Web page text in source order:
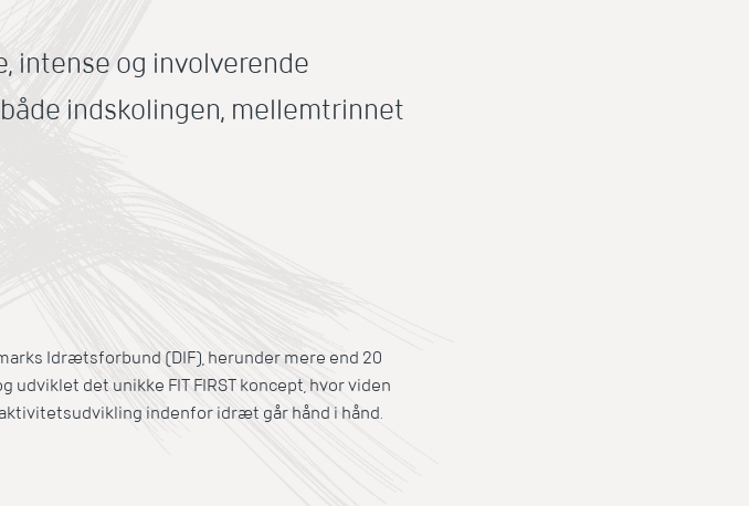
intense og involverende
indskolingen, mellemtrinnet
Idrætsforbund (DIF), herunder mere end 20
det unikke FIT FIRST koncept, hvor viden
indenfor idræt går hånd i hånd.